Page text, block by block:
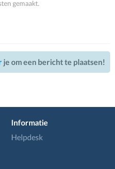
gemaakt.
je om een bericht te plaatsen!
Informatie
Helpdesk